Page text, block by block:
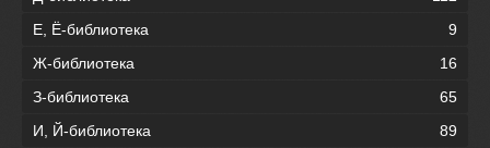
Е, Ё-библиотека
9
Ж-библиотека
16
З-библиотека
65
И, Й-библиотека
89